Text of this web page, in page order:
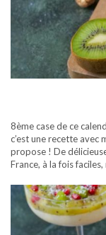
8ème case de ce
c’est une recette avec
propose ! De
France, à la fois